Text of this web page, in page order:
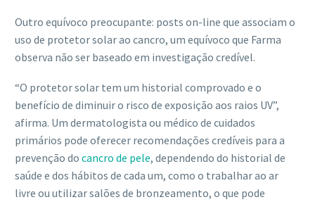
Outro equívoco preocupante: posts on-line que associam o
uso de protetor solar ao cancro, um equívoco que Farma
observa não ser baseado em investigação credível.
“O protetor solar tem um historial comprovado e o
benefício de diminuir o risco de exposição aos raios UV”,
afirma. Um dermatologista ou médico de cuidados
primários pode oferecer recomendações credíveis para a
prevenção do cancro de pele, dependendo do historial de
saúde e dos hábitos de cada um, como o trabalhar ao ar
livre ou utilizar salões de bronzeamento, o que pode